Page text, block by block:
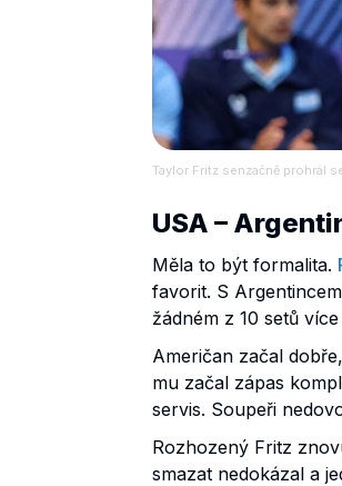
Taylor Fritz senzačně prohrál
USA –
Měla to být formalita.
favorit. S
žádném z 10 setů
Američan začal
mu začal zápas
servis. Soupeři
Rozhozený Fritz
smazat nedokázal a